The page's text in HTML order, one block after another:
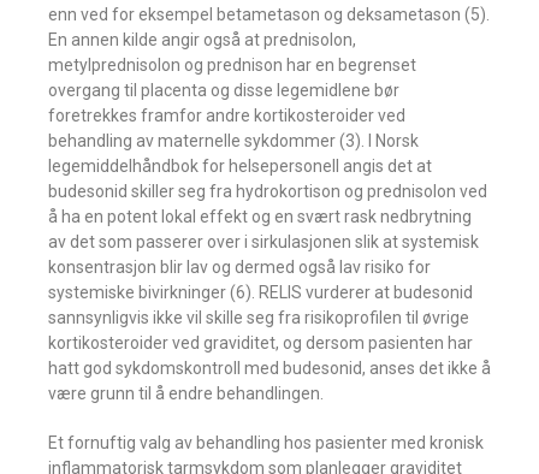
enn ved for eksempel betametason og deksametason (5).
En annen kilde angir også at prednisolon,
metylprednisolon og prednison har en begrenset
overgang til placenta og disse legemidlene bør
foretrekkes framfor andre kortikosteroider ved
behandling av maternelle sykdommer (3). I Norsk
legemiddelhåndbok for helsepersonell angis det at
budesonid skiller seg fra hydrokortison og prednisolon ved
å ha en potent lokal effekt og en svært rask nedbrytning
av det som passerer over i sirkulasjonen slik at systemisk
konsentrasjon blir lav og dermed også lav risiko for
systemiske bivirkninger (6). RELIS vurderer at budesonid
sannsynligvis ikke vil skille seg fra risikoprofilen til øvrige
kortikosteroider ved graviditet, og dersom pasienten har
hatt god sykdomskontroll med budesonid, anses det ikke å
være grunn til å endre behandlingen.
Et fornuftig valg av behandling hos pasienter med kronisk
inflammatorisk tarmsykdom som planlegger graviditet